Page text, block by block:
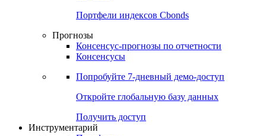
Портфели индексов Cbonds
Прогнозы
Консенсус-прогнозы по отчетности
Консенсусы
Попробуйте 7-дневный демо-доступ
Откройте глобальную базу данных
Получить доступ
Инструментарий